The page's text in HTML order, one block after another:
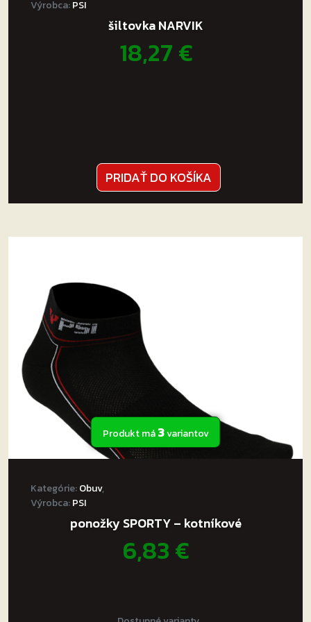
Výrobca:PSI
šiltovka NARVIK
18,27€
PRIDAŤ DO KOŠÍKA
Produkt má3variantov
Kategórie:Obuv,
Výrobca:PSI
ponožky SPORTY – kotníkové
6,83€